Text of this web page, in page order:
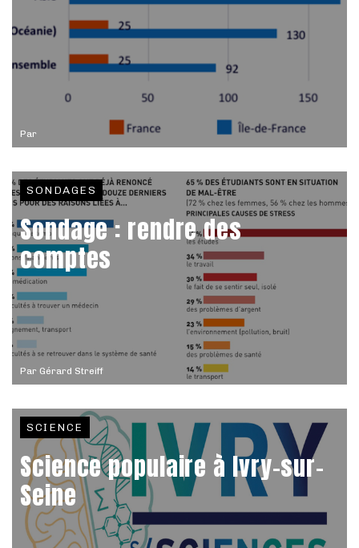
Par
Par Gérard Streiff
SONDAGES
Sondage : rendre des
comptes
SCIENCE
Science populaire à Ivry-sur-
Seine